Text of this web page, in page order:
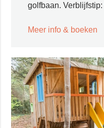
golfbaan. Verblijfstip:
Meer info & boeken